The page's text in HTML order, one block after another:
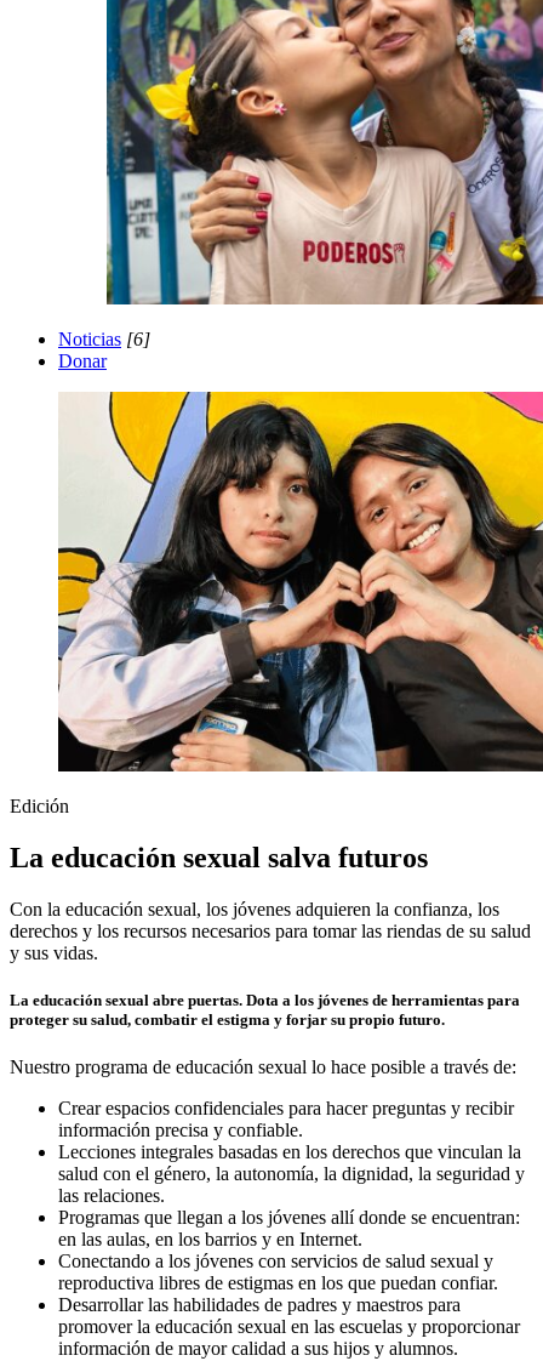
Noticias [6]
Donar
Edición
La educación sexual salva futuros
Con la educación sexual, los jóvenes adquieren la confianza, los
derechos y los recursos necesarios para tomar las riendas de su salud
y sus vidas.
La educación sexual abre puertas. Dota a los jóvenes de herramientas para
proteger su salud, combatir el estigma y forjar su propio futuro.
Nuestro programa de educación sexual lo hace posible a través de:
Crear espacios confidenciales para hacer preguntas y recibir
información precisa y confiable.
Lecciones integrales basadas en los derechos que vinculan la
salud con el género, la autonomía, la dignidad, la seguridad y
las relaciones.
Programas que llegan a los jóvenes allí donde se encuentran:
en las aulas, en los barrios y en Internet.
Conectando a los jóvenes con servicios de salud sexual y
reproductiva libres de estigmas en los que puedan confiar.
Desarrollar las habilidades de padres y maestros para
promover la educación sexual en las escuelas y proporcionar
información de mayor calidad a sus hijos y alumnos.